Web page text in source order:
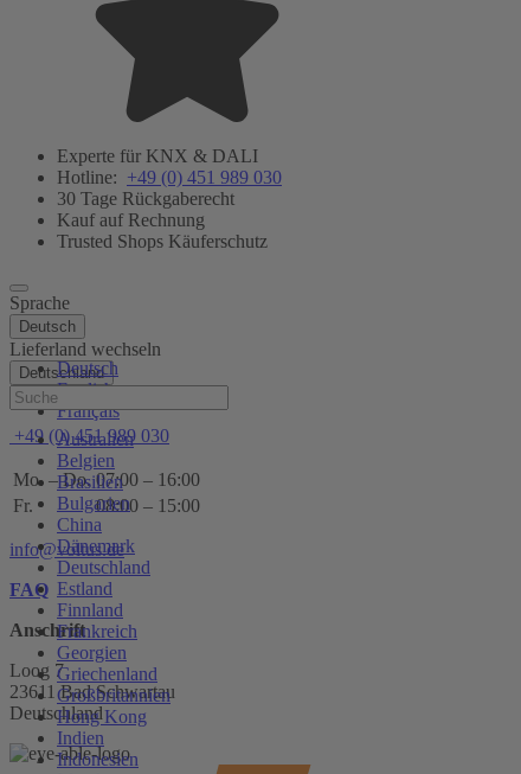
Experte für KNX & DALI
Hotline: +49 (0) 451 989 030
30 Tage Rückgaberecht
Kauf auf Rechnung
Trusted Shops Käuferschutz
Sprache
Deutsch
Deutsch
English
Français
Lieferland wechseln
Deutschland
Australien
Belgien
Brasilien
Bulgarien
China
Dänemark
Deutschland
Estland
Finnland
Frankreich
Georgien
Griechenland
Großbritannien
Hong Kong
Indien
Indonesien
Hilfe
+49 (0) 451 989 030
Mo. – Do. 07:00 – 16:00
Fr.
08:00 – 15:00
info@voltus.de
FAQ
Anschrift
Loog 7
23611 Bad Schwartau
Deutschland